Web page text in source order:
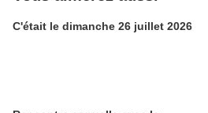
C'était le dimanche 26 juillet 2026